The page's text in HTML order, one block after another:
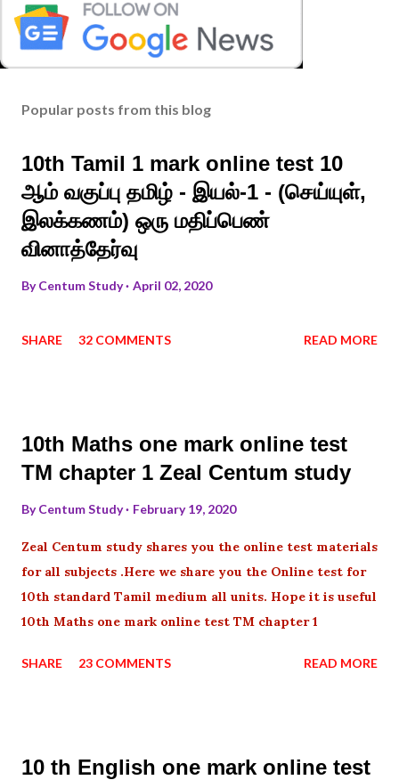
Popular posts from this blog
10th Tamil 1 mark online test 10
ஆம் வகுப்பு தமிழ் - இயல்-1 - (செய்யுள்,
இலக்கணம்) ஒரு மதிப்பெண்
வினாத்தேர்வு
ByCentum Study April 02, 2020
SHARE 32 COMMENTS READ MORE
10th Maths one mark online test
TM chapter 1 Zeal Centum study
ByCentum Study February 19, 2020
Zeal Centum study shares you the online test materials
for all subjects .Here we share you the Online test for
10th standard Tamil medium all units. Hope it is useful
10th Maths one mark online test TM chapter 1
SHARE 23 COMMENTS READ MORE
10 th English one mark online test